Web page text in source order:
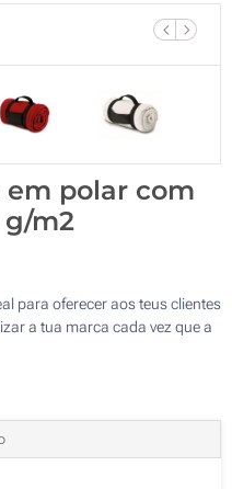
polar com
g/m2
para oferecer aos teus clientes
a tua marca cada vez que a